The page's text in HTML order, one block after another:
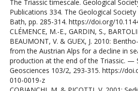
The Triassic timescale. Geological
Publications 334. The Geological
Bath, pp. 285-314. https://doi.org/
CLÉMENCE, M.-E., GARDIN, S.,
BEAUMONT, V. & GUEX, J. 2010:
from the Austrian Alps for a decline in
production at the end of the Triassic. —
Geosciences 103/2, 293-315. https://
010-0019-z